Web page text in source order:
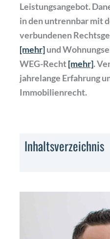
Leistungsangebot.
in den untrennbar mit
verbundenen
[mehr]und
WEG-Recht[mehr].
jahrelange Erfahrung
Immobilienrecht.
Inhaltsverzeichnis